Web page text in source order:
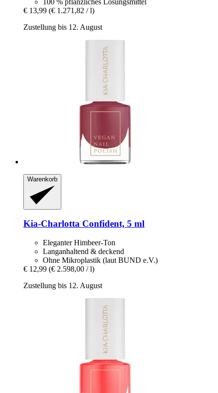
100 % pflanzliches Lösungsmittel
€ 13,99 (€ 1.271,82 / l)
Zustellung bis 12. August
Warenkorb
Kia-Charlotta Confident, 5 ml
Eleganter Himbeer-Ton
Langanhaltend & deckend
Ohne Mikroplastik (laut BUND e.V.)
€ 12,99 (€ 2.598,00 / l)
Zustellung bis 12. August